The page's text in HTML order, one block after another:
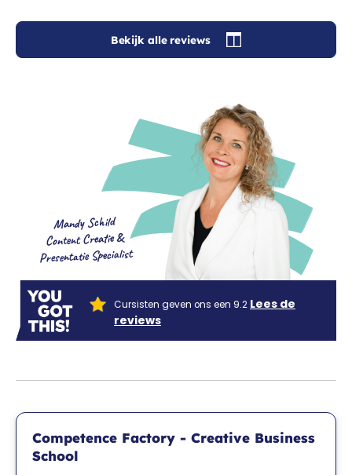
Bekijk alle reviews
Mandy Schild
Content Creatie &
Presentatie Specialist
Cursisten geven ons een 9.2 Lees de
reviews
Competence Factory - Creative Business
School